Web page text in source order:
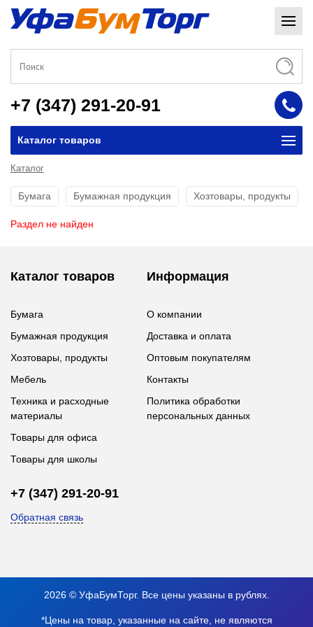
+7 (347) 291-20-91
Каталог товаров
Каталог
Бумага Бумажная продукция Хозтовары, продукты
Раздел не найден
Каталог товаров
Бумага
Бумажная продукция
Хозтовары, продукты
Мебель
Техника и расходные
материалы
Товары для офиса
Товары для школы
Информация
О компании
Доставка и оплата
Оптовым покупателям
Контакты
Политика обработки
персональных данных
+7 (347) 291-20-91
Обратная связь
2026 © УфаБумТорг. Все цены указаны в рублях.
*Цены на товар, указанные на сайте, не являются